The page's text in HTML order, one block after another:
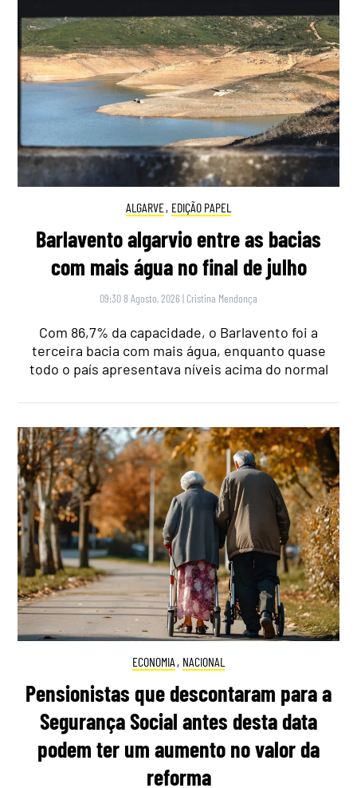
ALGARVE, EDIÇÃO PAPEL
Barlavento algarvio entre as bacias
com mais água no final de julho
09:30 8 Agosto, 2026 | Cristina Mendonça
Com 86,7% da capacidade, o Barlavento foi a
terceira bacia com mais água, enquanto quase
todo o país apresentava níveis acima do normal
ECONOMIA , NACIONAL
Pensionistas que descontaram para a
Segurança Social antes desta data
podem ter um aumento no valor da
reforma